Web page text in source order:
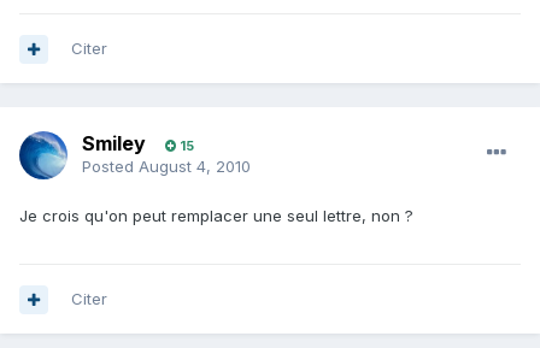
Citer
Smiley 15
Posted August 4, 2010
Je crois qu'on peut remplacer une seul lettre, non ?
Citer